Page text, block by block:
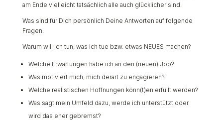
am Ende vielleicht tatsächlich alle auch glücklicher sind.
Was sind für Dich persönlich Deine Antworten auf folgende
Fragen:
Warum will ich tun, was ich tue bzw. etwas NEUES machen?
Welche Erwartungen habe ich an den (neuen) Job?
Was motiviert mich, mich derart zu engagieren?
Welche realistischen Hoffnungen könn(t)en erfüllt werden?
Was sagt mein Umfeld dazu, werde ich unterstützt oder
wird das eher gebremst?